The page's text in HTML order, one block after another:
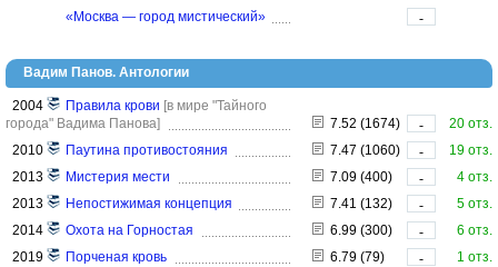
«Москва — город мистический»
-
Вадим Панов. Антологии
2004 Правила крови [в мире "Тайного
города" Вадима Панова]
7.52 (1674) -
20 отз.
2010
Паутина противостояния 7.47 (1060) -
19 отз.
2013
Мистерия мести 7.09 (400) -
4 отз.
2013
Непостижимая концепция 7.41 (132) -
5 отз.
2014
Охота на Горностая 6.99 (300) -
6 отз.
2019
Порченая кровь 6.79 (79) -
1 отз.